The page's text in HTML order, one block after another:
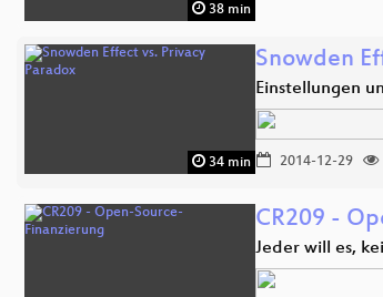
38 min
34 min
Snowden
Einstellungen
2014-12-29
CR209 -
Jeder will es,